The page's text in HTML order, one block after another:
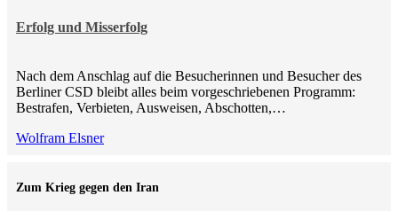
Erfolg und Misserfolg
Nach dem Anschlag auf die Besucherinnen und Besucher des
Berliner CSD bleibt alles beim vorgeschriebenen Programm:
Bestrafen, Verbieten, Ausweisen, Abschotten,…
Wolfram Elsner
Zum Krieg gegen den Iran